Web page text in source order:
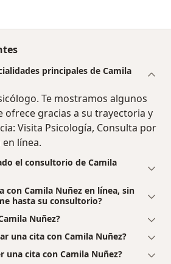
principales de Camila
Te mostramos algunos
ofrece gracias a su trayectoria y
Visita Psicología, Consulta por
línea.
el consultorio de Camila
con Camila Nuñez en línea, sin
hasta su consultorio?
Nuñez?
una cita con Camila Nuñez?
una cita con Camila Nuñez?